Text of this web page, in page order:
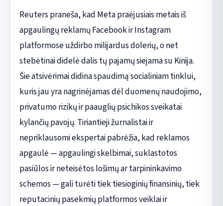
Reuters praneša, kad Meta praėjusiais metais iš
apgaulingų reklamų Facebook ir Instagram
platformose uždirbo milijardus dolerių, o net
stebėtinai didelė dalis tų pajamų siejama su Kinija.
Šie atsivėrimai didina spaudimą socialiniam tinklui,
kuris jau yra nagrinėjamas dėl duomenų naudojimo,
privatumo rizikų ir paauglių psichikos sveikatai
kylančių pavojų. Tiriantieji žurnalistai ir
nepriklausomi ekspertai pabrėžia, kad reklamos
apgaulė — apgaulingi skelbimai, suklastotos
pasiūlos ir neteisėtos lošimų ar tarpininkavimo
schemos — gali turėti tiek tiesioginių finansinių, tiek
reputacinių pasekmių platformos veiklai ir